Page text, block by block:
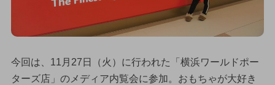
今回は、11月27日（火）に行われた「横浜ワールドポー
ターズ店」のメディア内覧会に参加。おもちゃが大好き